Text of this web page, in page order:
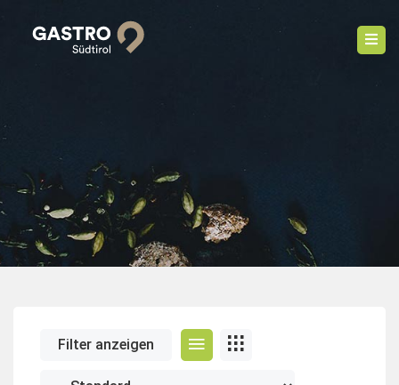
Filter anzeigen